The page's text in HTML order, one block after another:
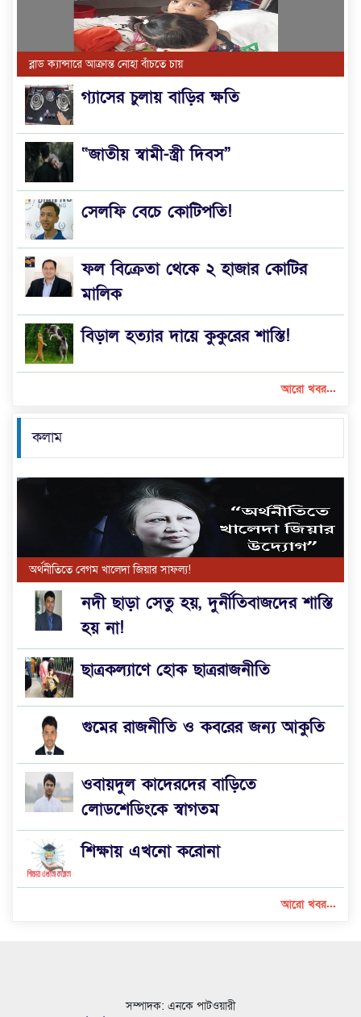
ব্লাড ক্যান্সারে আক্রান্ত নোহা বাঁচতে চায়
গ্যাসের চুলায় বাড়ির ক্ষতি
“জাতীয় স্বামী-স্ত্রী দিবস”
সেলফি বেচে কোটিপতি!
ফল বিক্রেতা থেকে ২ হাজার কোটির
মালিক
বিড়াল হত্যার দায়ে কুকুরের শাস্তি!
আরো খবর...
কলাম
অর্থনীতিতে বেগম খালেদা জিয়ার সাফল্য!
নদী ছাড়া সেতু হয়, দুর্নীতিবাজদের শাস্তি
হয় না!
ছাত্রকল্যাণে হোক ছাত্ররাজনীতি
গুমের রাজনীতি ও কবরের জন্য আকুতি
ওবায়দুল কাদেরদের বাড়িতে
লোডশেডিংকে স্বাগতম
শিক্ষায় এখনো করোনা
আরো খবর...
সম্পাদক: এনকে পাটওয়ারী